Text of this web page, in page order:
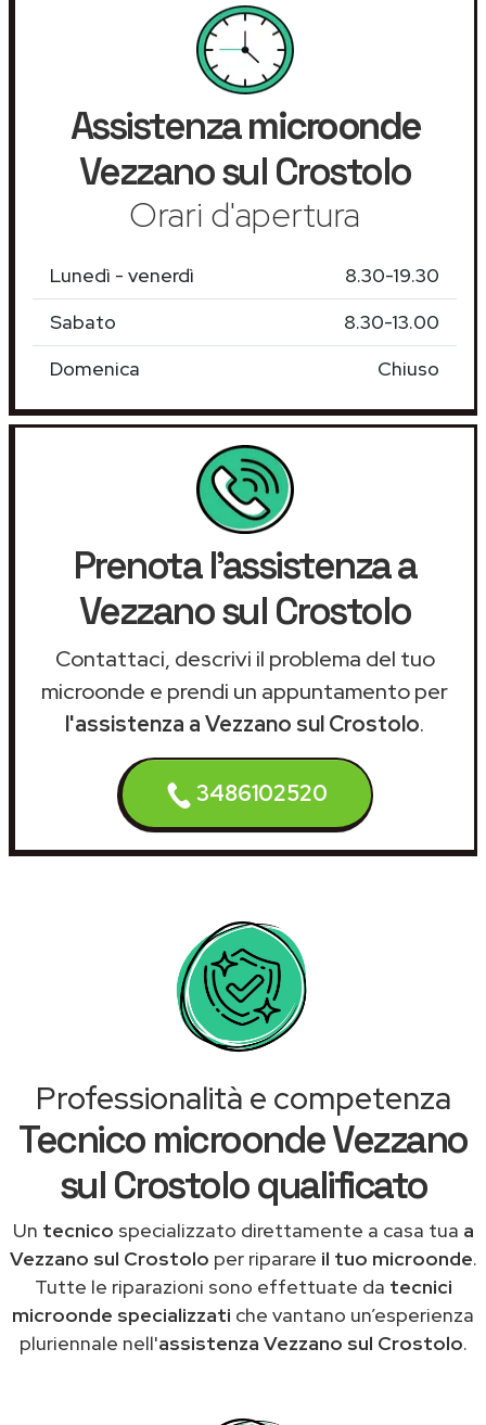
Assistenzamicroonde
Vezzano sul Crostolo
Orari d'apertura
Lunedì - venerdì
8.30-19.30
Sabato
8.30-13.00
Domenica
Chiuso
Prenota l'assistenza a
Vezzano sul Crostolo
Contattaci, descrivi il problema del tuo
microonde e prendi un appuntamento per
l'assistenza a Vezzano sul Crostolo.
3486102520
Professionalità e competenza
Tecnico microonde Vezzano
sul Crostolo qualificato
Un tecnico specializzato direttamente a casa tua a
Vezzano sul Crostolo per riparare il tuo microonde.
Tutte le riparazioni sono effettuate da tecnici
microonde specializzati che vantano un’esperienza
pluriennale nell'assistenza Vezzano sul Crostolo.